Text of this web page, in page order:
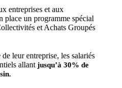
entreprises et aux
place un programme spécial
et Achats Groupés
leur entreprise, les salariés
allant jusqu’à 30% de